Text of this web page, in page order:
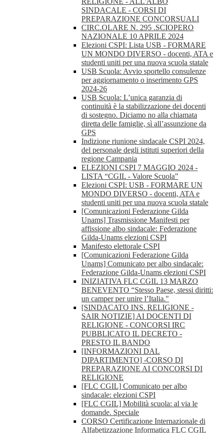
SINDACALE - CORSI DI
PREPARAZIONE CONCORSUALI
CIRC.OLARE N. 295 .SCIOPERO
NAZIONALE 10 APRILE 2024
Elezioni CSPI: Lista USB - FORMARE
UN MONDO DIVERSO - docenti, ATA e
studenti uniti per una nuova scuola statale
USB Scuola: Avvio sportello consulenze
per aggiornamento o inserimento GPS
2024-26
USB Scuola: L’unica garanzia di
continuità è la stabilizzazione dei docenti
di sostegno. Diciamo no alla chiamata
diretta delle famiglie, sì all’assunzione da
GPS
Indizione riunione sindacale CSPI 2024,
del personale degli istituti superiori della
regione Campania
ELEZIONI CSPI 7 MAGGIO 2024 -
LISTA “CGIL - Valore Scuola”
Elezioni CSPI: USB - FORMARE UN
MONDO DIVERSO - docenti, ATA e
studenti uniti per una nuova scuola statale
[Comunicazioni Federazione Gilda
Unams] Trasmissione Manifesti per
affissione albo sindacale: Federazione
Gilda-Unams elezioni CSPI
Manifesto elettorale CSPI
[Comunicazioni Federazione Gilda
Unams] Comunicato per albo sindacale:
Federazione Gilda-Unams elezioni CSPI
INIZIATIVA FLC CGIL 13 MARZO
BENEVENTO “Stesso Paese, stessi diritti:
un camper per unire l’Italia."
[SINDACATO INS. RELIGIONE -
SAIR NOTIZIE] AI DOCENTI DI
RELIGIONE - CONCORSI IRC
PUBBLICATO IL DECRETO -
PRESTO IL BANDO
[INFORMAZIONI DAL
DIPARTIMENTO] -CORSO DI
PREPARAZIONE AI CONCORSI DI
RELIGIONE
[FLC CGIL] Comunicato per albo
sindacale: elezioni CSPI
[FLC CGIL] Mobilità scuola: al via le
domande. Speciale
CORSO Certificazione Internazionale di
Alfabetizzazione Informatica FLC CGIL